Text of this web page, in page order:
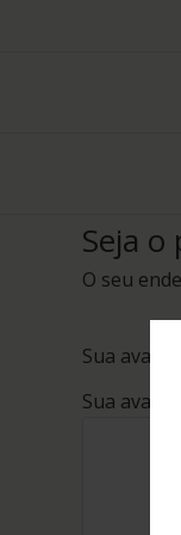
Seja o
O seu
Sua
Sua